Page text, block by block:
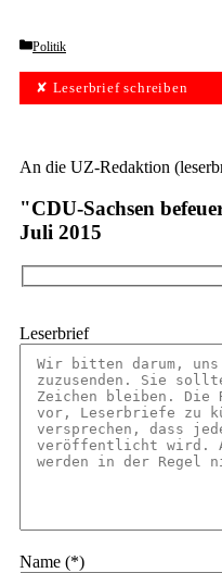
Categories
Politik
✘ Leserbrief schreiben
An die UZ-Redaktion
"CDU-Sachsen
Juli 2015
Leserbrief
Name (*)